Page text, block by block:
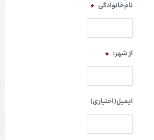
نام‌خانوادگی *
از شهر: *
ایمیل(اختیاری)